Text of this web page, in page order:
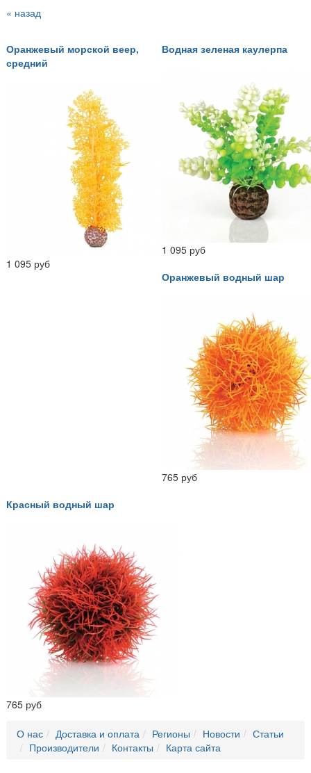
« назад
Оранжевый морской веер,
средний
1 095 руб
Водная зеленая каулерпа
1 095 руб
Оранжевый водный шар
765 руб
Красный водный шар
765 руб
О нас Доставка и оплата Регионы Новости
Статьи
Производители
Контакты Карта сайта